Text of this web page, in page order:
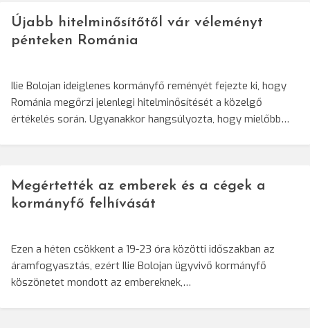
Újabb hitelminősítőtől vár véleményt
pénteken Románia
Ilie Bolojan ideiglenes kormányfő reményét fejezte ki, hogy
Románia megőrzi jelenlegi hitelminősítését a közelgő
értékelés során. Ugyanakkor hangsúlyozta, hogy mielőbb…
Megértették az emberek és a cégek a
kormányfő felhívását
Ezen a héten csökkent a 19-23 óra közötti időszakban az
áramfogyasztás, ezért Ilie Bolojan ügyvivő kormányfő
köszönetet mondott az embereknek,…